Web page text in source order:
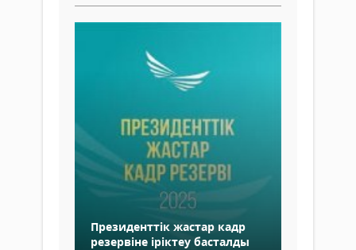
Президенттік жастар кадр
резервіне іріктеу басталды